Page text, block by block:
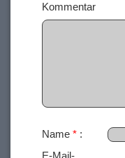
Name *